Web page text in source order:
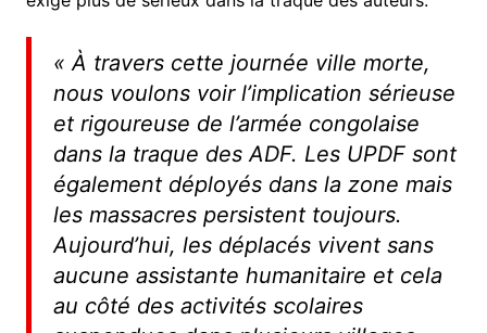
« À travers cette journée ville morte,
nous voulons voir l’implication sérieuse
et rigoureuse de l’armée congolaise
dans la traque des ADF. Les UPDF sont
également déployés dans la zone mais
les massacres persistent toujours.
Aujourd’hui, les déplacés vivent sans
aucune assistante humanitaire et cela
au côté des activités scolaires